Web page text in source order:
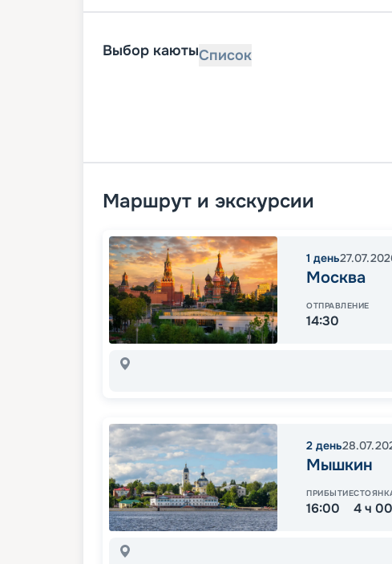
Выбор каютыСписок
Маршрут и экскурсии
1 день
Москва
ОТПРАВЛЕНИЕ
14:30
2 день
Мышкин
ПРИБЫТИЕ
16:00 4 ч